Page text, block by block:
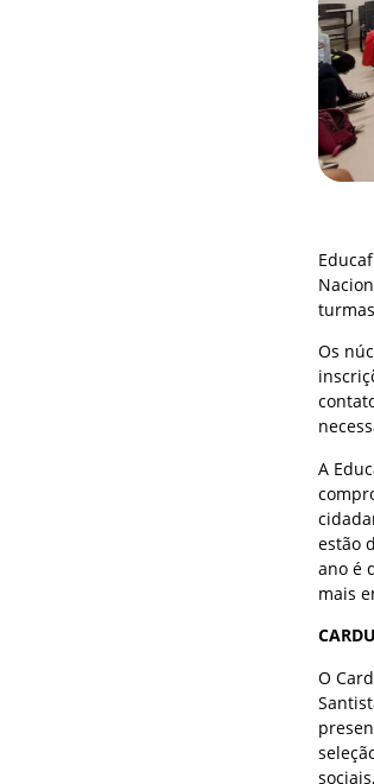
Os
A
estão
ano é
mais
O